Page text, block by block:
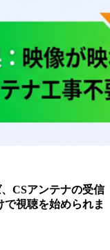
CSアンテナの受信
視聴を始められま